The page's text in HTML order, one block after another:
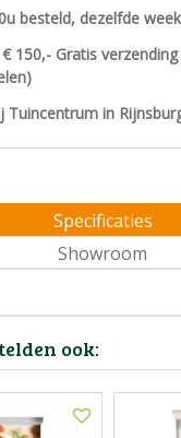
besteld, dezelfde
150,- Gratis
Tuincentrum in
Specificaties
Showroom
ook: